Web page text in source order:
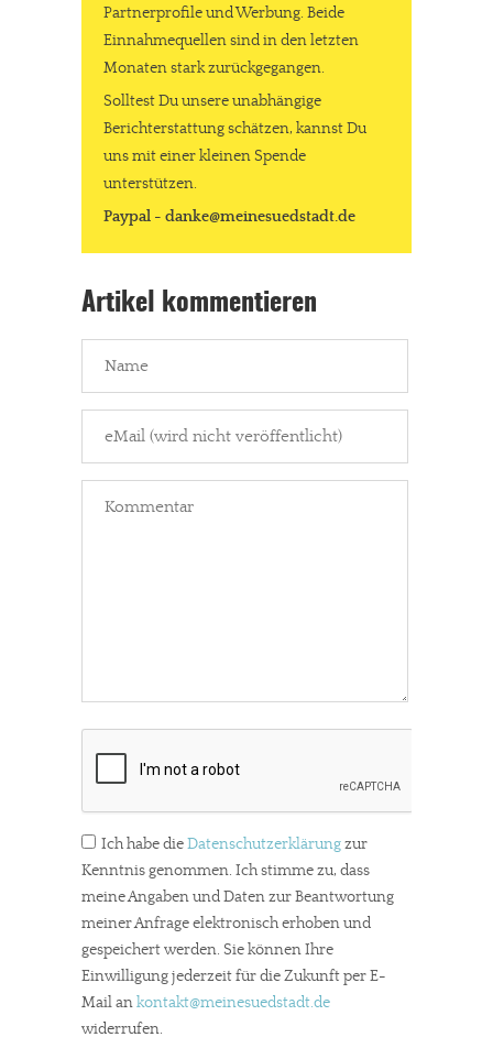
kannst Du uns mit einer kleinen Spende unterstützen.
Paypal - danke@meinesuedstadt.de
JETZT SPENDEN Schon erledigt!
Partnerprofile und Werbung. Beide
Einnahmequellen sind in den letzten
Monaten stark zurückgegangen.
Solltest Du unsere unabhängige
Berichterstattung schätzen, kannst Du
uns mit einer kleinen Spende
unterstützen.
Paypal - danke@meinesuedstadt.de
Artikel kommentieren
Ich habe dieDatenschutzerklärungzur
Kenntnis genommen. Ich stimme zu, dass
meine Angaben und Daten zur Beantwortung
meiner Anfrage elektronisch erhoben und
gespeichert werden. Sie können Ihre
Einwilligung jederzeit für die Zukunft per E-
Mail ankontakt@meinesuedstadt.de
widerrufen.